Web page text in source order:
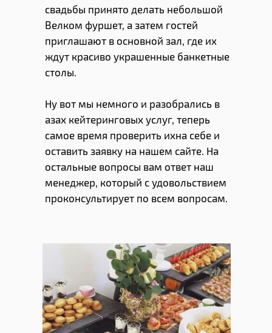
свадьбы принято делать небольшой
Велком фуршет, а затем гостей
приглашают в основной зал, где их
ждут красиво украшенные банкетные
столы.
Ну вот мы немного и разобрались в
азах кейтеринговых услуг, теперь
самое время проверить ихна себе и
оставить заявку на нашем сайте. На
остальные вопросы вам ответ наш
менеджер, который с удовольствием
проконсультирует по всем вопросам.